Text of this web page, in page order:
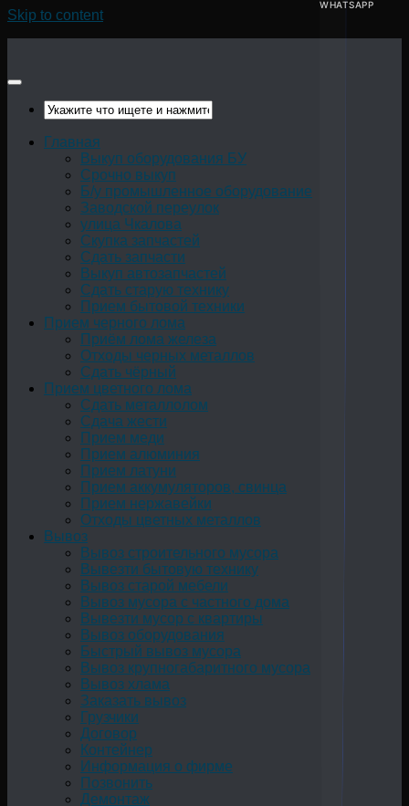
Skip to content
Главная
Выкуп оборудования БУ
Срочно выкуп
Б/у промышленное оборудование
Заводской переулок
улица Чкалова
Скупка запчастей
Сдать запчасти
Выкуп автозапчастей
Сдать старую технику
Прием бытовой техники
Прием черного лома
Приём лома железа
Отходы черных металлов
Сдать чёрный
Прием цветного лома
Сдать металлолом
Сдача жести
Прием меди
Прием алюминия
Прием латуни
Прием аккумуляторов, свинца
Прием нержавейки
Отходы цветных металлов
Вывоз
Вывоз строительного мусора
Вывезти бытовую технику
Вывоз старой мебели
Вывоз мусора с частного дома
Вывезти мусор с квартиры
Вывоз оборудования
Быстрый вывоз мусора
Вывоз крупногабаритного мусора
Вывоз хлама
Заказать вывоз
Грузчики
Договор
Контейнер
Информация о фирме
Позвонить
Демонтаж
WHATSAPP